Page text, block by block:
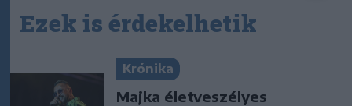
Ezek is érdekelhetik
Krónika
Majka életveszélyes